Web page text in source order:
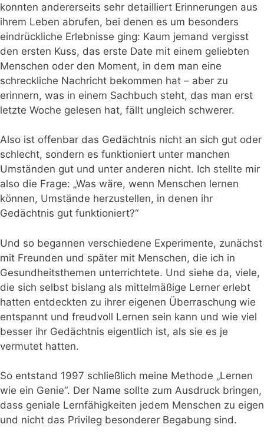
konnten andererseits sehr detailliert Erinnerungen aus
ihrem Leben abrufen, bei denen es um besonders
eindrückliche Erlebnisse ging: Kaum jemand vergisst
den ersten Kuss, das erste Date mit einem geliebten
Menschen oder den Moment, in dem man eine
schreckliche Nachricht bekommen hat – aber zu
erinnern, was in einem Sachbuch steht, das man erst
letzte Woche gelesen hat, fällt ungleich schwerer.
Also ist offenbar das Gedächtnis nicht an sich gut oder
schlecht, sondern es funktioniert unter manchen
Umständen gut und unter anderen nicht. Ich stellte mir
also die Frage: „Was wäre, wenn Menschen lernen
können, Umstände herzustellen, in denen ihr
Gedächtnis gut funktioniert?“
Und so begannen verschiedene Experimente, zunächst
mit Freunden und später mit Menschen, die ich in
Gesundheitsthemen unterrichtete. Und siehe da, viele,
die sich selbst bislang als mittelmäßige Lerner erlebt
hatten entdeckten zu ihrer eigenen Überraschung wie
entspannt und freudvoll Lernen sein kann und wie viel
besser ihr Gedächtnis eigentlich ist, als sie es je
vermutet hatten.
So entstand 1997 schließlich meine Methode „Lernen
wie ein Genie“. Der Name sollte zum Ausdruck bringen,
dass geniale Lernfähigkeiten jedem Menschen zu eigen
und nicht das Privileg besonderer Begabung sind.